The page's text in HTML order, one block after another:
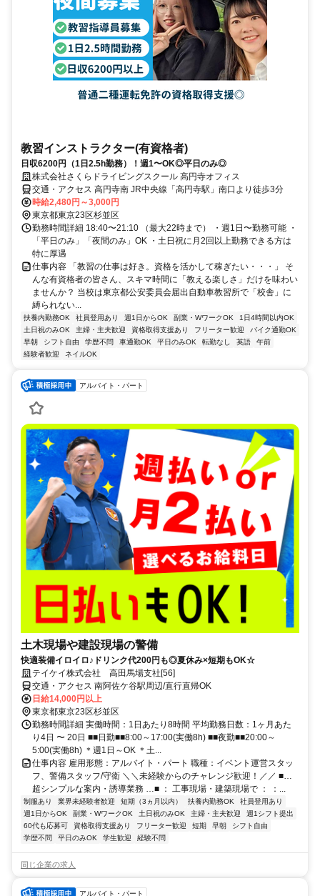
教習インストラクター(有資格者)
日収6200円（1日2.5h勤務）！週1〜OK◎平日のみ◎
株式会社さくらドライビングスクール 高円寺オフィス
交通・アクセス 高円寺南 JR中央線「高円寺駅」南口より徒歩3分
時給2,480円～3,000円
東京都東京23区杉並区
勤務時間詳細 18:40〜21:10 （最大22時まで） ・週1日〜勤務可能 ・
「平日のみ」「夜間のみ」OK ・土日祝に月2回以上勤務できる方は
特に厚遇
仕事内容 「教習の仕事は好き。資格を活かして稼ぎたい・・・」 そ
んな有資格者の皆さん、スキマ時間に「教える楽しさ」だけを味わい
ませんか？ 当校は東京都公安委員会届出自動車教習所で「校舎」に
縛られない...
扶養内勤務OK 社員登用あり 週1日からOK 副業・WワークOK
1日4時間以内OK
土日祝のみOK
主婦・主夫歓迎 資格取得支援あり フリーター歓迎
バイク通勤OK
早朝
シフト自由 学歴不問 車通勤OK 平日のみOK 転勤なし 英語
午前
経験者歓迎
ネイルOK
アルバイト・パート
土木現場や建設現場の警備
快適装備イロイロ♪ドリンク代200円も◎夏休み×短期もOK☆
テイケイ株式会社 高田馬場支社[56]
交通・アクセス 南阿佐ケ谷駅周辺/直行直帰OK
日給14,000円以上
東京都東京23区杉並区
勤務時間詳細 実働時間：1日あたり8時間 平均勤務日数：1ヶ月あた
り4日 〜 20日 ■■日勤■■8:00～17:00(実働8h) ■■夜勤■■20:00～
5:00(実働8h) ＊週1日～OK ＊土...
仕事内容 雇用形態：アルバイト・パート 職種：イベント運営スタッ
フ、警備スタッフ/守衛 ＼＼未経験からのチャレンジ歓迎！／／ ■…
超シンプルな案内・誘導業務 …■ ： 工事現場・建築現場で ： ：...
制服あり 業界未経験者歓迎 短期（3ヵ月以内） 扶養内勤務OK
社員登用あり
週1日からOK
副業・WワークOK 土日祝のみOK 主婦・主夫歓迎
週1シフト提出
60代も応募可
資格取得支援あり フリーター歓迎 短期 早朝
シフト自由
学歴不問
平日のみOK 学生歓迎 経験不問
同じ企業の求人
アルバイト・パート